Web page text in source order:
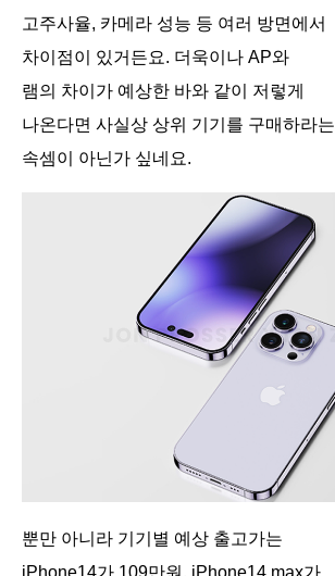
고주사율, 카메라 성능 등 여러 방면에서
차이점이 있거든요. 더욱이나 AP와
램의 차이가 예상한 바와 같이 저렇게
나온다면 사실상 상위 기기를 구매하라는
속셈이 아닌가 싶네요.
뿐만 아니라 기기별 예상 출고가는